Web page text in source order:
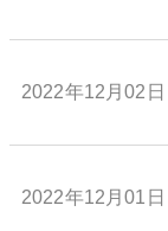
2022年12月02日
2022年12月01日